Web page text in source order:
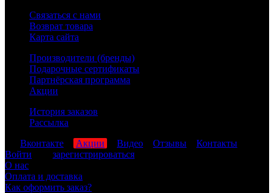
Связаться с нами
Возврат товара
Карта сайта
Производители (бренды)
Подарочные сертификаты
Партнёрская программа
Акции
История заказов
Рассылка
Вконтакте Акции Видео Отзывы
Контакты
Войти
зарегистрироваться
О нас
Оплата и доставка
Как оформить заказ?